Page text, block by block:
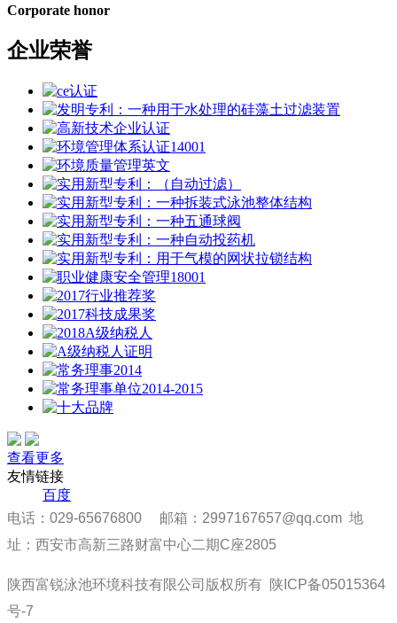
Corporate honor
企业荣誉
查看更多
友情链接
百度
电话：029-65676800 邮箱：2997167657@qq.com 地
址：西安市高新三路财富中心二期C座2805
陕西富锐泳池环境科技有限公司版权所有 陕ICP备05015364
号-7